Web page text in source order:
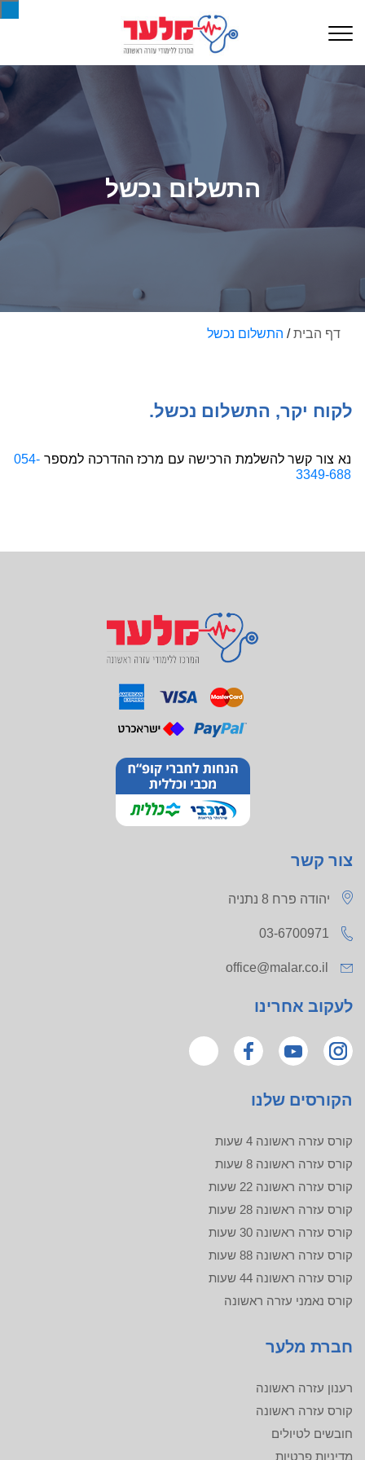
התשלום נכשל
דף הבית/ התשלום נכשל
לקוח יקר, התשלום נכשל.
נא צור קשר להשלמת הרכישה עם מרכז ההדרכה למספר 054-
3349-688
צור קשר
יהודה פרח 8 נתניה
03-6700971
office@malar.co.il
לעקוב אחרינו
הקורסים שלנו
קורס עזרה ראשונה 4 שעות
קורס עזרה ראשונה 8 שעות
קורס עזרה ראשונה 22 שעות
קורס עזרה ראשונה 28 שעות
קורס עזרה ראשונה 30 שעות
קורס עזרה ראשונה 88 שעות
קורס עזרה ראשונה 44 שעות
קורס נאמני עזרה ראשונה
חברת מלער
רענון עזרה ראשונה
קורס עזרה ראשונה
חובשים לטיולים
מדיניות פרטיות